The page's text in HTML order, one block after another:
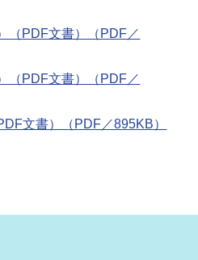
（PDF文書）（PDF／
（PDF文書）（PDF／
文書）（PDF／895KB）